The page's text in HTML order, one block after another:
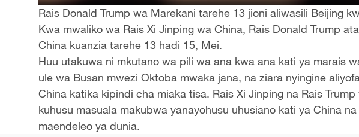
Rais Donald Trump wa Marekani tarehe 13 jioni aliwasili Beijing
Kwa mwaliko wa Rais Xi Jinping wa China, Rais Donald Trump
China kuanzia tarehe 13 hadi 15, Mei.
Huu utakuwa ni mkutano wa pili wa ana kwa ana kati ya marais
ule wa Busan mwezi Oktoba mwaka jana, na ziara nyingine
China katika kipindi cha miaka tisa. Rais Xi Jinping na Rais
kuhusu masuala makubwa yanayohusu uhusiano kati ya China
maendeleo ya dunia.